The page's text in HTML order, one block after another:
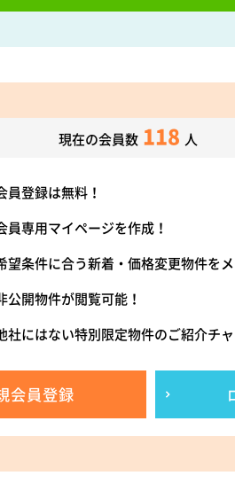
現在の会員数 118 人
員登録は無料！
員専用マイページを作成！
望条件に合う新着・価格変更物件をメ
公開物件が閲覧可能！
社にはない特別限定物件のご紹介チャ
会員登録